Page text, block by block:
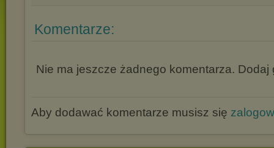
Komentarze:
Nie ma jeszcze żadnego komentarza. Dodaj
Aby dodawać komentarze musisz się